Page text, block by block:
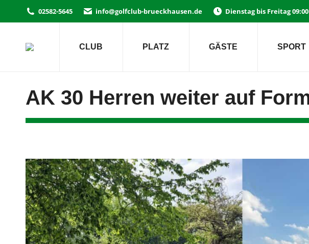
02582-5645 info@golfclub-brueckhausen.de Dienstag bis Freitag
CLUB PLATZ GÄSTE SPORT
AK 30 Herren weiter auf